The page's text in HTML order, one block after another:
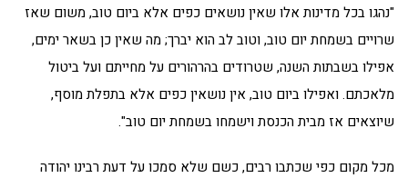
"נהגו בכל מדינות אלו שאין נושאים כפים אלא ביום טוב, משום שאז
שרויים בשמחת יום טוב, וטוב לב הוא יברך; מה שאין כן בשאר ימים,
אפילו בשבתות השנה, שטרודים בהרהורים על מחייתם ועל ביטול
מלאכתם. ואפילו ביום טוב, אין נושאין כפים אלא בתפלת מוסף,
שיוצאים אז מבית הכנסת וישמחו בשמחת יום טוב".
מכל מקום כפי שכתבו רבים, כשם שלא סמכו על דעת רבינו יהודה